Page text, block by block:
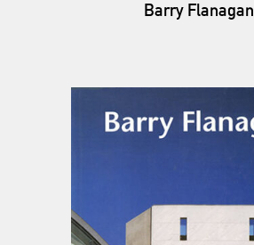
Barry Flanagan